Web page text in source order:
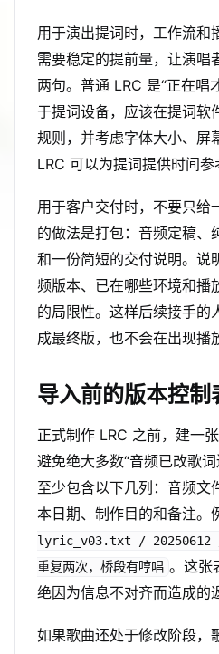
用于演出提词时，工作流和
需要稳定的提前量，让演唱
两句。普通 LRC 是“正在唱
于提词设备，应该在提词软
规则，并考虑字体大小、屏
LRC 可以为提词提供时间参
用于客户交付时，不要只给
的做法是打包：音频定稿、
和一份简短的交付说明。说
频版本、已在哪些环境和播
的局限性。这样后续接手的
成最终版，也不会在出现播
导入前的版本控制
正式制作 LRC 之前，建一
避免绝大多数“音频已改歌
至少包含以下几列：音频文
本日期、制作目的和备注。
lyric_v03.txt / 20250612 /
重复两次，桥段有哼唱 。这张
绝因为信息不对齐而造成的
如果歌曲还处于修改阶段，